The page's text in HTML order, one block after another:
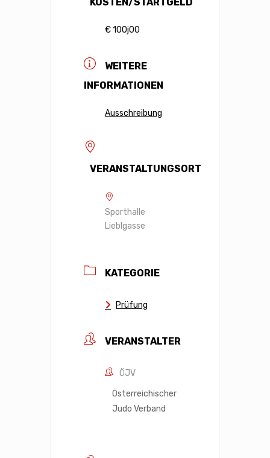
€ 100j00
WEITERE
INFORMATIONEN
Ausschreibung
VERANSTALTUNGSORT
Sporthalle
Lieblgasse
KATEGORIE
Prüfung
VERANSTALTER
ÖJV
Österreichischer
Judo Verband